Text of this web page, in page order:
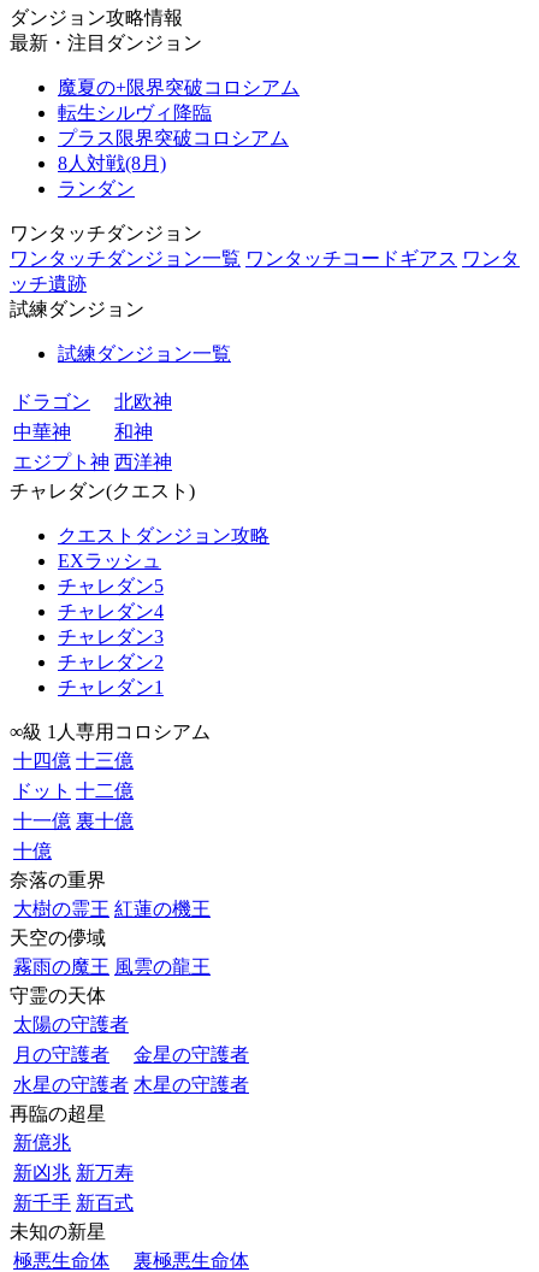
ダンジョン攻略情報
最新・注目ダンジョン
魔夏の+限界突破コロシアム
転生シルヴィ降臨
プラス限界突破コロシアム
8人対戦(8月)
ランダン
ワンタッチダンジョン
ワンタッチダンジョン一覧 ワンタッチコードギアス ワンタ
ッチ遺跡
試練ダンジョン
試練ダンジョン一覧
ドラゴン
北欧神
中華神
和神
エジプト神 西洋神
チャレダン(クエスト)
クエストダンジョン攻略
EXラッシュ
チャレダン5
チャレダン4
チャレダン3
チャレダン2
チャレダン1
∞級 1人専用コロシアム
十四億 十三億
ドット 十二億
十一億 裏十億
十億
奈落の重界
大樹の霊王 紅蓮の機王
天空の儚域
霧雨の魔王 風雲の龍王
守霊の天体
太陽の守護者
月の守護者
金星の守護者
水星の守護者 木星の守護者
再臨の超星
新億兆
新凶兆 新万寿
新千手 新百式
未知の新星
極悪生命体
裏極悪生命体